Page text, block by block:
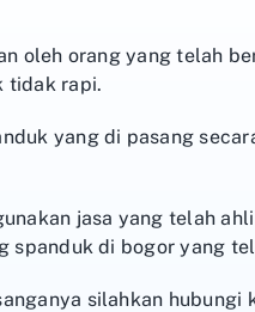
oleh orang yang telah
tidak rapi.
yang di pasang
jasa yang telah
spanduk di bogor yang
silahkan hubungi